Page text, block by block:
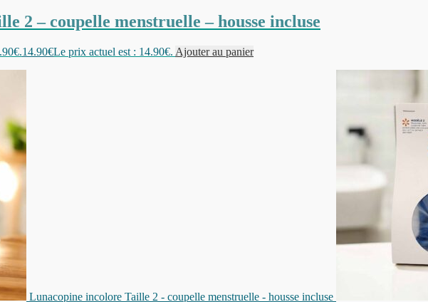
2 – coupelle menstruelle – housse incluse
14.90€Le prix actuel est : 14.90€. Ajouter au panier
Lunacopine incolore Taille 2 - coupelle menstruelle - housse incluse